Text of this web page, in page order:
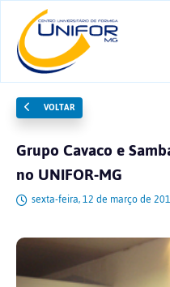
VOLTAR
Grupo Cavaco e
no UNIFOR-MG
sexta-feira, 12 de março de